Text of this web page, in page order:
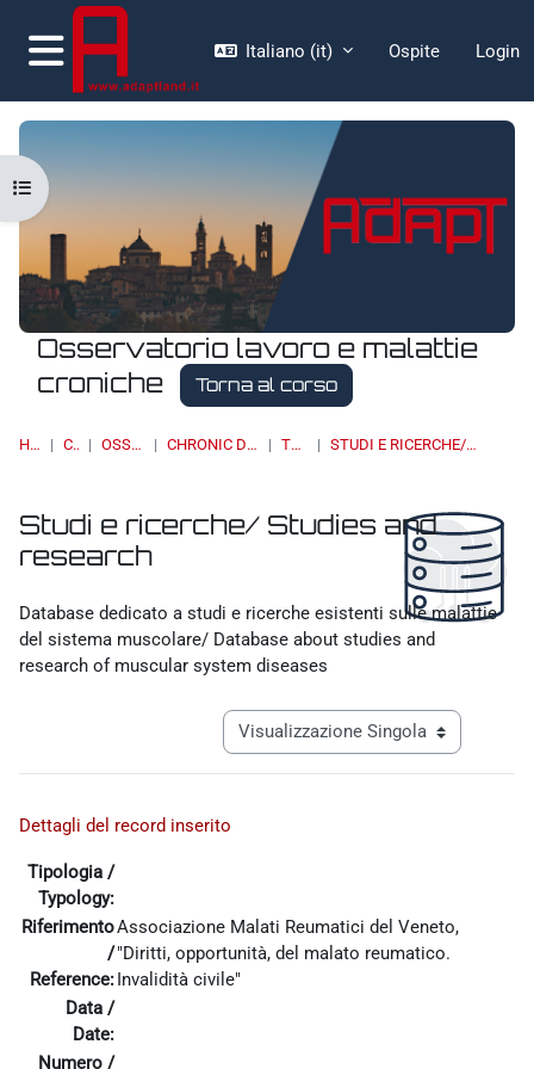
Vai al contenuto principale
Pannello laterale
Italiano ‎(it)‎ Ospite Login
Osservatorio lavoro e malattie
croniche
Torna al corso
HOME CORSI OSSERVATORI CHRONIC DISEASES & WORK TOPIC 16 STUDI E RICERCHE/ STUDIES AND RESEARCH
Apri indice del corso
Studi e ricerche/ Studies and
research
Database dedicato a studi e ricerche esistenti sulle malattie
del sistema muscolare/ Database about studies and
research of muscular system diseases
Navigazione terziaria modalità
Dettagli del record inserito
Tipologia /
Typology:
Riferimento
/
Reference:
Associazione Malati Reumatici del Veneto,
"Diritti, opportunità, del malato reumatico.
Invalidità civile"
Data /
Date:
Numero /